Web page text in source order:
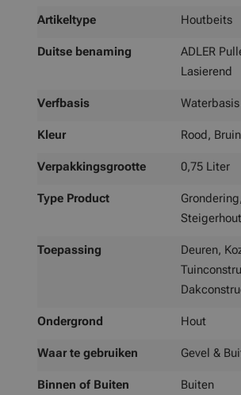
Artikeltype Houtbeits
Duitse benaming
ADLER
Lasierend
Verfbasis Waterbasis
Kleur Rood, Bruin
Verpakkingsgrootte 0,75 Liter
Type Product
Toepassing
Deuren,
Ondergrond Hout
Waar te gebruiken Gevel &
Binnen of Buiten Buiten